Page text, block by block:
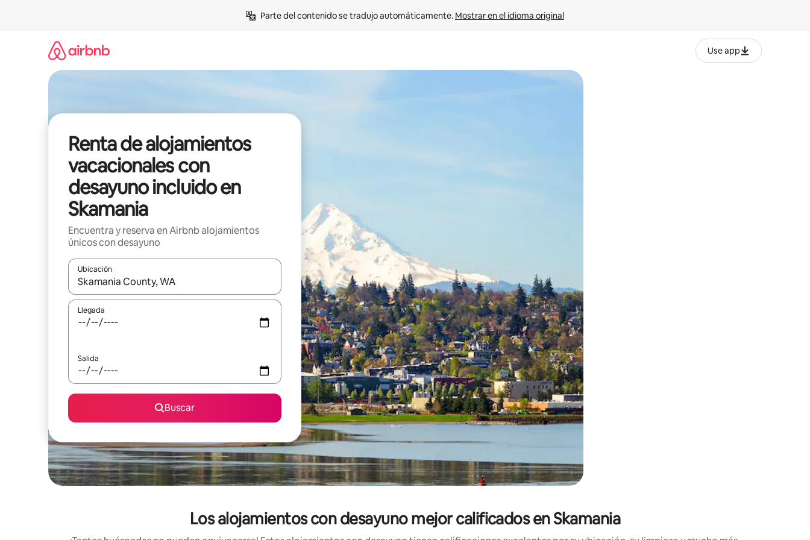
Parte del contenido se tradujo automáticamente. Mostrar en el idioma original
Use app
Renta de alojamientos
vacacionales con
desayuno incluido en
Skamania
Encuentra y reserva en Airbnb alojamientos
únicos con desayuno
Ubicación
Cuando los resultados estén disponibles, podrás navegar usando las teclas de las flechas hacia arriba y hacia abajo, o bien tocando y deslizando la pantalla.
Llegada
Salida
Buscar
Los alojamientos con desayuno mejor calificados en Skamania